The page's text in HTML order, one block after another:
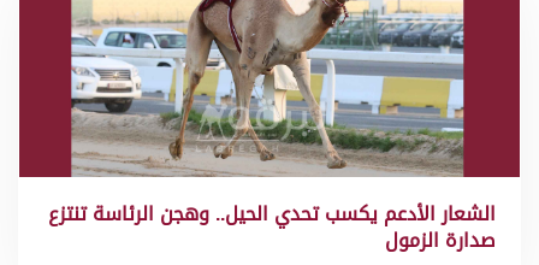
الشعار الأدعم يكسب تحدي الحيل.. وهجن الرئاسة تنتزع
صدارة الزمول